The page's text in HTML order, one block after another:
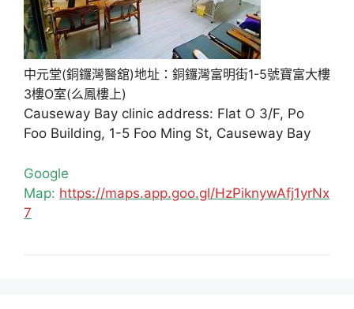
中元堂(銅鑼灣醫舘)地址：銅鑼灣富明街1-5號寶富大樓
3樓O室(么鳳樓上)
Causeway Bay clinic address: Flat O 3/F, Po
Foo Building, 1-5 Foo Ming St, Causeway Bay
Google
Map: https://maps.app.goo.gl/HzPiknywAfj1yrNx
7